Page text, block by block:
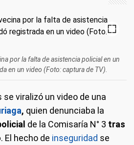
por la falta de asistencia policial en un
en un video (Foto: captura de TV).
viralizó un video de una
, quien denunciaba la
de la Comisaría N° 3 tras
. El hecho de inseguridad se